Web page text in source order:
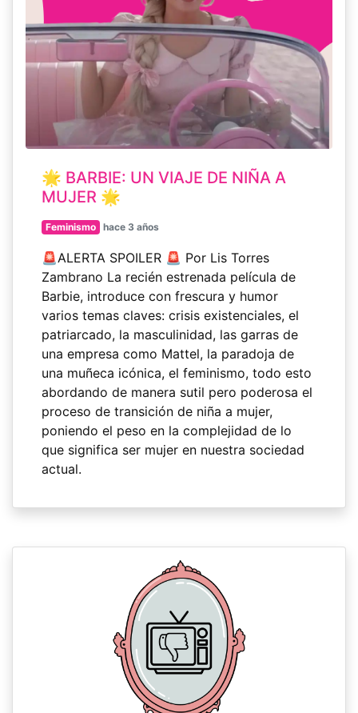
🌟 BARBIE: UN VIAJE DE NIÑA A
MUJER 🌟
Feminismo hace 3 años
🚨ALERTA SPOILER 🚨 Por Lis Torres
Zambrano La recién estrenada película de
Barbie, introduce con frescura y humor
varios temas claves: crisis existenciales, el
patriarcado, la masculinidad, las garras de
una empresa como Mattel, la paradoja de
una muñeca icónica, el feminismo, todo esto
abordando de manera sutil pero poderosa el
proceso de transición de niña a mujer,
poniendo el peso en la complejidad de lo
que significa ser mujer en nuestra sociedad
actual.